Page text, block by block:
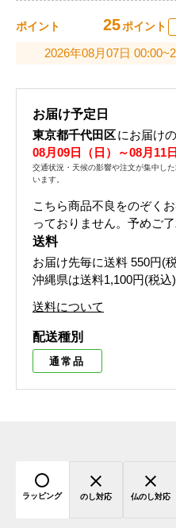
ポイント 25ポイント
2026年08月07日
お届け予定日
東京都千代田区にお届け
08月09日（日）～08月11
交通状況・天候の影響や注文が集中し
います。
こちら商品不良をのぞく
っておりません。予めご了
送料
お届け先毎に送料 550円(
沖縄県は送料1,100円(税込
送料について
配送種別
通常品
ラッピング のし対応 仏のし対応